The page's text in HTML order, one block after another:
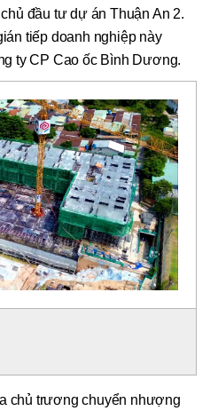
đầu tư dự án Thuận An 2.
tiếp doanh nghiệp này
ty CP Cao ốc Bình Dương.
chủ trương chuyển nhượng